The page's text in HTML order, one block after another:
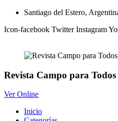
contenido
Santiago del Estero,
Icon-facebook Twitter Instagram
Revista Campo para
Ver Online
Inicio